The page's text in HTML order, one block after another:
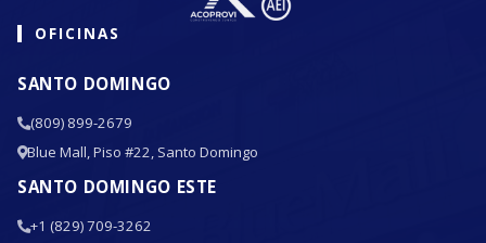
OFICINAS
SANTO DOMINGO
(809) 899-2679
Blue Mall, Piso #22, Santo Domingo
SANTO DOMINGO ESTE
+1 (829) 709-3262